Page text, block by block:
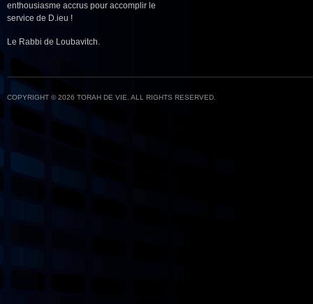
enthousiasme accrus pour accomplir le
service de D.ieu !
Le Rabbi de Loubavitch.
COPYRIGHT © 2026 TORAH DE VIE. ALL RIGHTS RESERVED.